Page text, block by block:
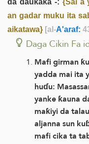
an gadar muku ita
aikatawa} [al-A'araf:
Daga Cikin Fa
Mafi girman
yadda mai ita
huɗu:
yanke ƙauna
maƙiyi da
aljanna sun
mafi cika ta